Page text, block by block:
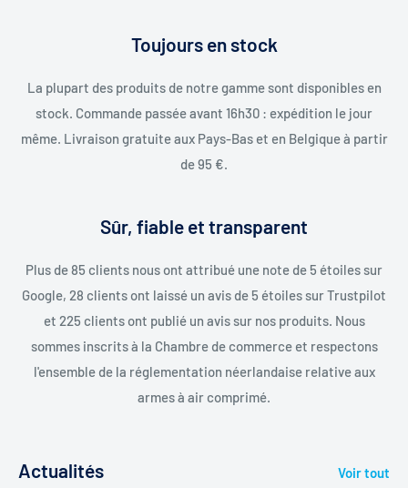
Toujours en stock
La plupart des produits de notre gamme sont disponibles en
stock. Commande passée avant 16h30 : expédition le jour
même. Livraison gratuite aux Pays-Bas et en Belgique à partir
de 95 €.
Sûr, fiable et transparent
Plus de 85 clients nous ont attribué une note de 5 étoiles sur
Google, 28 clients ont laissé un avis de 5 étoiles sur Trustpilot
et 225 clients ont publié un avis sur nos produits. Nous
sommes inscrits à la Chambre de commerce et respectons
l'ensemble de la réglementation néerlandaise relative aux
armes à air comprimé.
Actualités Voir tout